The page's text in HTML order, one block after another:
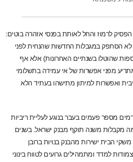
לרמוז והחל לאותת בפנסי אזהרה בוטים:
הסתפק במגבלות החדשות שהנחית לפני
שהוטלו בשנתיים האחרונות) אלא אף
מפני אפשרות של אי עמידה בתשלומי
ואפשרות למיתון מתישהו בעתיד הלא
מספר פעמים בעבר בנוגע לעליית ריביות
מקבלות משנה תוקף מבנק ישראל. בשנים
הבית ישירות מהבנק בנויות ברובן
למדד ומתמהילים גרועים לטווח בינוני